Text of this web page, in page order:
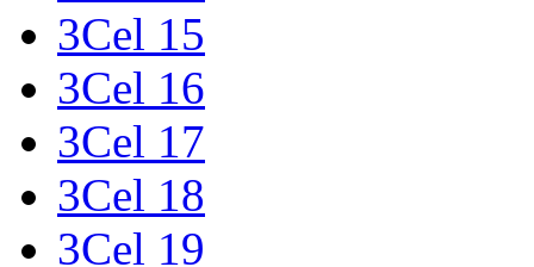
3Cel 15
3Cel 16
3Cel 17
3Cel 18
3Cel 19